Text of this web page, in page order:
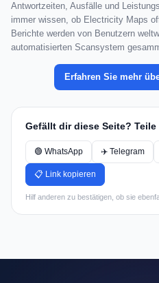
Antwortzeiten, Ausfälle und
immer wissen, ob Electricity Maps
Berichte werden von Benutzern
automatisierten Scansystem
Erfahren Sie mehr
Gefällt dir diese Seite? Teile
🟢 WhatsApp ✈️ Telegram
📋 Link kopieren
Hilf anderen zu bestätigen, ob sie